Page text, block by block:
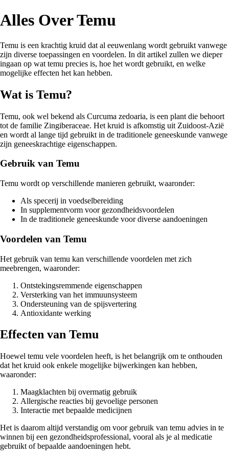
Alles Over Temu
Temu is een krachtig kruid dat al eeuwenlang wordt gebruikt vanwege
zijn diverse toepassingen en voordelen. In dit artikel zullen we dieper
ingaan op wat temu precies is, hoe het wordt gebruikt, en welke
mogelijke effecten het kan hebben.
Wat is Temu?
Temu, ook wel bekend als Curcuma zedoaria, is een plant die behoort
tot de familie Zingiberaceae. Het kruid is afkomstig uit Zuidoost-Azië
en wordt al lange tijd gebruikt in de traditionele geneeskunde vanwege
zijn geneeskrachtige eigenschappen.
Gebruik van Temu
Temu wordt op verschillende manieren gebruikt, waaronder:
Als specerij in voedselbereiding
In supplementvorm voor gezondheidsvoordelen
In de traditionele geneeskunde voor diverse aandoeningen
Voordelen van Temu
Het gebruik van temu kan verschillende voordelen met zich
meebrengen, waaronder:
Ontstekingsremmende eigenschappen
Versterking van het immuunsysteem
Ondersteuning van de spijsvertering
Antioxidante werking
Effecten van Temu
Hoewel temu vele voordelen heeft, is het belangrijk om te onthouden
dat het kruid ook enkele mogelijke bijwerkingen kan hebben,
waaronder:
Maagklachten bij overmatig gebruik
Allergische reacties bij gevoelige personen
Interactie met bepaalde medicijnen
Het is daarom altijd verstandig om voor gebruik van temu advies in te
winnen bij een gezondheidsprofessional, vooral als je al medicatie
gebruikt of bepaalde aandoeningen hebt.